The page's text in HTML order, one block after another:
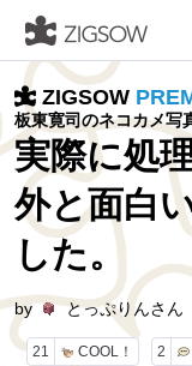
ZIGSOW
板東寛司のネコカメ写
実際に処
外と面白
した。
21 COOL！ 2
by とっぷりんさん